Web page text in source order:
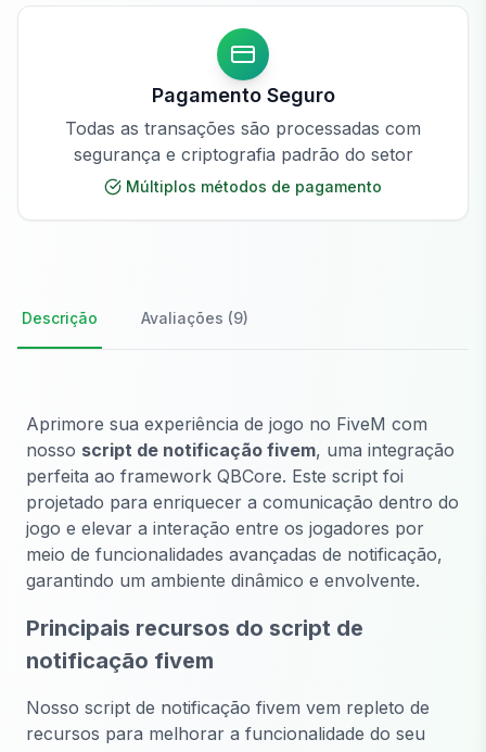
Pagamento Seguro
Todas as transações são processadas com
segurança e criptografia padrão do setor
Múltiplos métodos de pagamento
Descrição Avaliações (9)
Aprimore sua experiência de jogo no FiveM com
nosso script de notificação fivem, uma integração
perfeita ao framework QBCore. Este script foi
projetado para enriquecer a comunicação dentro do
jogo e elevar a interação entre os jogadores por
meio de funcionalidades avançadas de notificação,
garantindo um ambiente dinâmico e envolvente.
Principais recursos do script de
notificação fivem
Nosso script de notificação fivem vem repleto de
recursos para melhorar a funcionalidade do seu